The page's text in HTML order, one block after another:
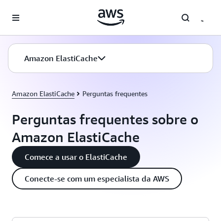
Pular para o conteúdo principal
Amazon ElastiCache
Amazon ElastiCache Perguntas frequentes
Perguntas frequentes sobre o
Amazon ElastiCache
Comece a usar o ElastiCache
Conecte-se com um especialista da AWS